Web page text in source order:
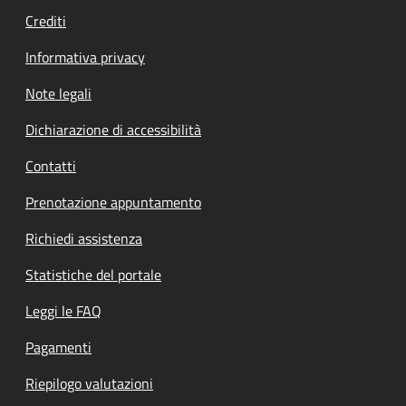
Crediti
Informativa privacy
Note legali
Dichiarazione di accessibilità
Contatti
Prenotazione appuntamento
Richiedi assistenza
Statistiche del portale
Leggi le FAQ
Pagamenti
Riepilogo valutazioni